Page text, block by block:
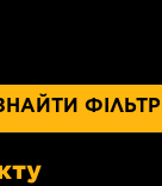
ФІЛЬТР